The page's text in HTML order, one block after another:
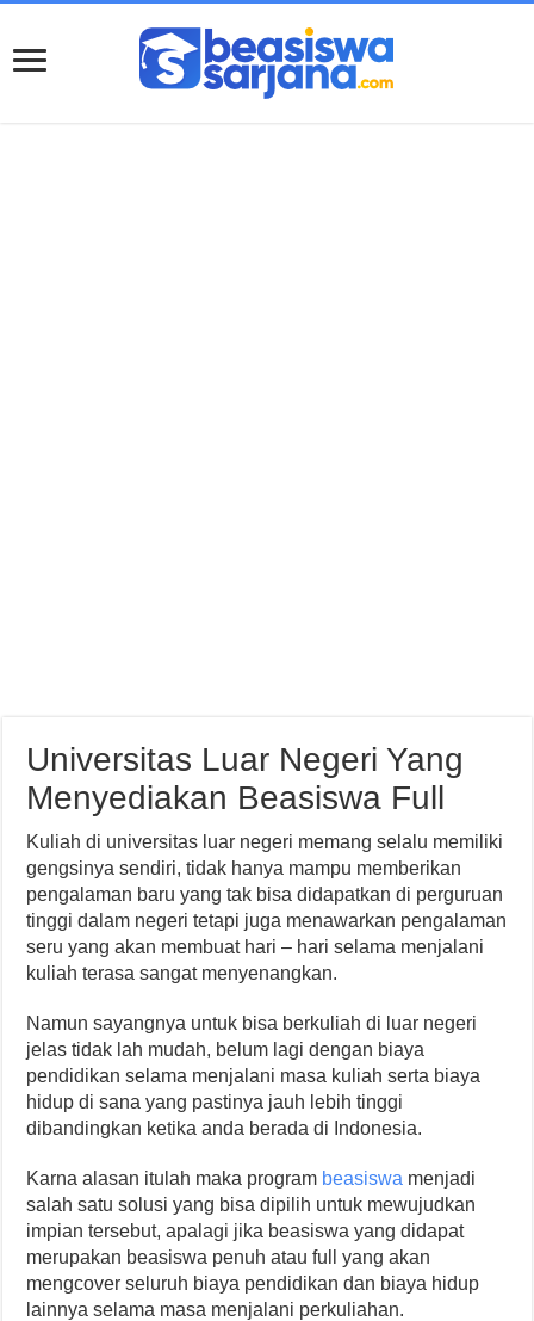
Universitas Luar Negeri Yang
Menyediakan Beasiswa Full
Kuliah di universitas luar negeri memang selalu memiliki
gengsinya sendiri, tidak hanya mampu memberikan
pengalaman baru yang tak bisa didapatkan di perguruan
tinggi dalam negeri tetapi juga menawarkan pengalaman
seru yang akan membuat hari – hari selama menjalani
kuliah terasa sangat menyenangkan.
Namun sayangnya untuk bisa berkuliah di luar negeri
jelas tidak lah mudah, belum lagi dengan biaya
pendidikan selama menjalani masa kuliah serta biaya
hidup di sana yang pastinya jauh lebih tinggi
dibandingkan ketika anda berada di Indonesia.
Karna alasan itulah maka program beasiswa menjadi
salah satu solusi yang bisa dipilih untuk mewujudkan
impian tersebut, apalagi jika beasiswa yang didapat
merupakan beasiswa penuh atau full yang akan
mengcover seluruh biaya pendidikan dan biaya hidup
lainnya selama masa menjalani perkuliahan.